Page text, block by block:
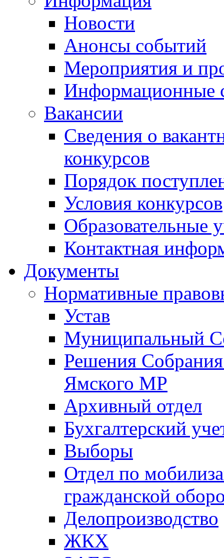
Новости
Анонсы событий
Мероприятия и
Информационные
Вакансии
Сведения о
конкурсов
Порядок
Условия конкурсов
Образовательные
Контактная
Документы
Нормативные
Устав
Муниципальный
Решения
Ямского МР
Архивный отдел
Бухгалтерский
Выборы
Отдел по
гражданской
Делопроизводство
ЖКХ